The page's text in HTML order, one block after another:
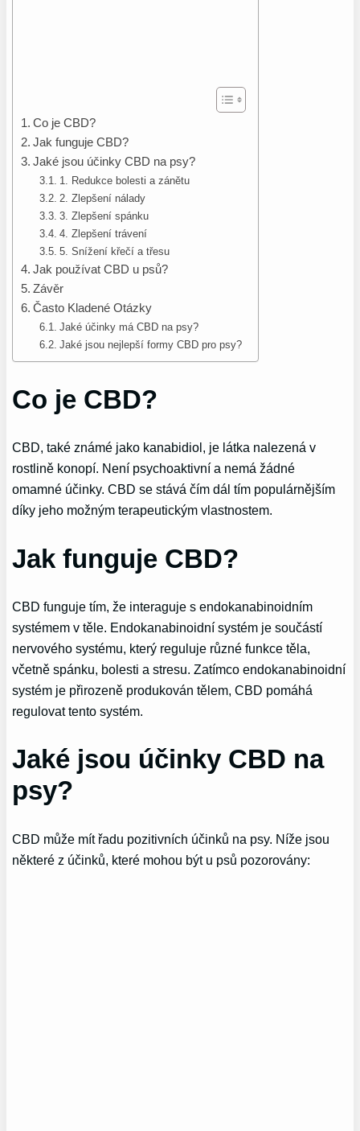
Co je CBD?
Jak funguje CBD?
Jaké jsou účinky CBD na psy?
1. Redukce bolesti a zánětu
2. Zlepšení nálady
3. Zlepšení spánku
4. Zlepšení trávení
5. Snížení křečí a třesu
Jak používat CBD u psů?
Závěr
Často Kladené Otázky
Jaké účinky má CBD na psy?
Jaké jsou nejlepší formy CBD pro psy?
Co je CBD?
CBD, také známé jako kanabidiol, je látka nalezená v
rostlině konopí. Není psychoaktivní a nemá žádné
omamné účinky. CBD se stává čím dál tím populárnějším
díky jeho možným terapeutickým vlastnostem.
Jak funguje CBD?
CBD funguje tím, že interaguje s endokanabinoidním
systémem v těle. Endokanabinoidní systém je součástí
nervového systému, který reguluje různé funkce těla,
včetně spánku, bolesti a stresu. Zatímco endokanabinoidní
systém je přirozeně produkován tělem, CBD pomáhá
regulovat tento systém.
Jaké jsou účinky CBD na
psy?
CBD může mít řadu pozitivních účinků na psy. Níže jsou
některé z účinků, které mohou být u psů pozorovány: